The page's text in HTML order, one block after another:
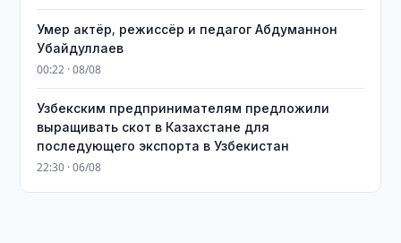
Умер актёр, режиссёр и педагог Абдуманнон
Убайдуллаев
00:22 · 08/08
Узбекским предпринимателям предложили
выращивать скот в Казахстане для
последующего экспорта в Узбекистан
22:30 · 06/08